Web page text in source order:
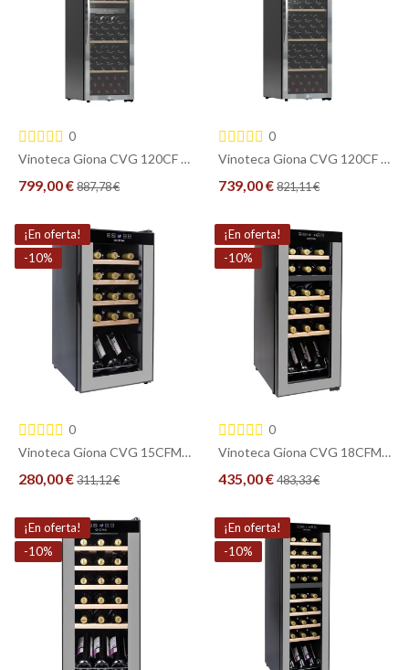
0
Vinoteca Giona CVG 120CF 2T – 120 Botellas, 2 Zonas, Compresor, Triple Cristal
799,00 €887,78 €
COMPRAR
0
Vinoteca Giona CVG 120CF – 120 Botellas, Compresor, Puerta de Triple Cristal
739,00 €821,11 €
COMPRAR
¡En oferta!
-10%
0
Vinoteca Giona CVG 15CFM – 15 Botellas, Compresor, Exposición Vertical, Bajo Consumo
280,00 €311,12 €
COMPRAR
¡En oferta!
-10%
0
Vinoteca Giona CVG 18CFM 2T – 18 Botellas, Compresor, Doble Temperatura, Baldas de Madera
435,00 €483,33 €
COMPRAR
¡En oferta!
-10%
¡En oferta!
-10%